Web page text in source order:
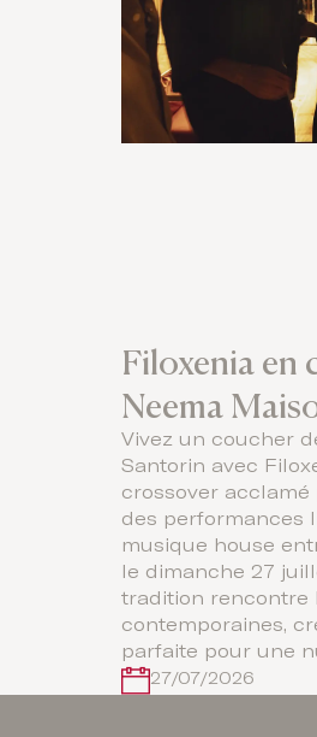
Filoxenia en
Neema
Vivez un coucher
Santorin avec
crossover
des performances
musique house
le dimanche 27
tradition rencontre
contemporaines,
parfaite pour une
27/07/2026